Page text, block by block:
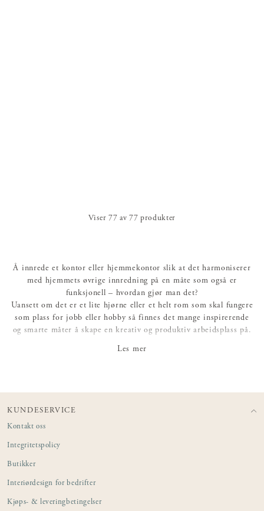
Viser 77 av 77 produkter
Å innrede et kontor eller hjemmekontor slik at det harmoniserer
med hjemmets øvrige innredning på en måte som også er
funksjonell – hvordan gjør man det?
Uansett om det er et lite hjørne eller et helt rom som skal fungere
som plass for jobb eller hobby så finnes det mange inspirerende
og smarte måter å skape en kreativ og produktiv arbeidsplass på.
alt få sin plass ved hjelp av en skreddersydd løsning i form av
Kontorstoler kan selvfølgelig være både vakre og gode å sitte på –
og med tanke på hvor mange timer man tilbringer ved
Er man flere som jobber hjemmefra kan et noe større bord som
plasseres ut fra veggen gi plass for to til å jobbe samtidig. Tenk på
slett et rundt bord det beste alternativet dersom flere skal få plass
Les mer
KUNDESERVICE
Kontakt oss
Integritetspolicy
Butikker
Interiørdesign for bedrifter
Kjøps- & leveringbetingelser